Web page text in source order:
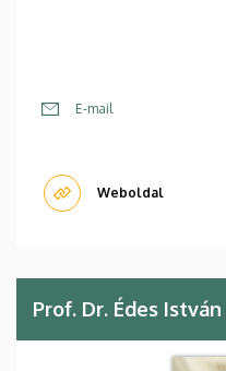
E-mail
Weboldal
Prof. Dr. Édes István